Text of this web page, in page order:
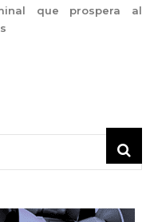
que prospera al